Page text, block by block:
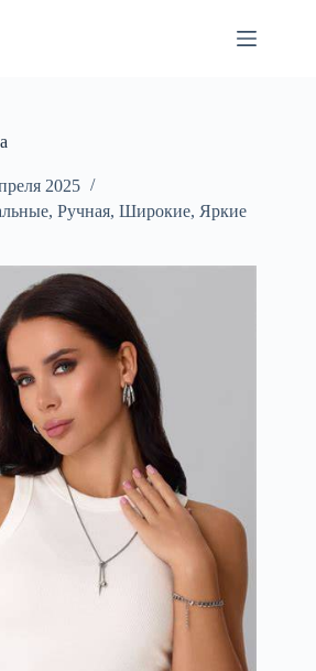
2025
, Ручная, Широкие, Яркие